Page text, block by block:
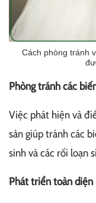
Cách phòng tránh
Phòng tránh các
Việc phát hiện và
sản giúp tránh các
sinh và các rối loạn
Phát triển toàn diện